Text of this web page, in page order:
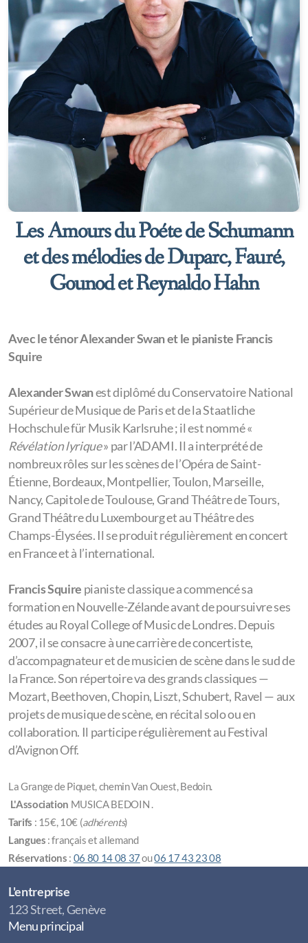
Les Amours du Poéte de Schumann
et des mélodies de Duparc, Fauré,
Gounod et Reynaldo Hahn
Avec le ténor Alexander Swan et le pianiste Francis
Squire
Alexander Swanest diplômé du Conservatoire National
Supérieur de Musique de Paris et de la Staatliche
Hochschule für Musik Karlsruhe ; il est nommé «
Révélation lyrique» par l’ADAMI. Il a interprété de
nombreux rôles sur les scènes de l’Opéra de Saint-
Étienne, Bordeaux, Montpellier, Toulon, Marseille,
Nancy, Capitole de Toulouse, Grand Théâtre de Tours,
Grand Théâtre du Luxembourg et au Théâtre des
Champs-Élysées. Il se produit régulièrement en concert
en France et à l’international.
Francis Squire pianiste classique a commencé sa
formation en Nouvelle-Zélande avant de poursuivre ses
études au Royal College of Music de Londres. Depuis
2007, il se consacre à une carrière de concertiste,
d’accompagnateur et de musicien de scène dans le sud de
la France. Son répertoire va des grands classiques —
Mozart, Beethoven, Chopin, Liszt, Schubert, Ravel — aux
projets de musique de scène, en récital solo ou en
collaboration. Il participe régulièrement au Festival
d’Avignon Off.
La Grange de Piquet, chemin Van Ouest, Bedoin.
L'Association MUSICA BEDOIN .
Tarifs : 15€, 10€ (adhérents)
Langues : français et allemand
Réservations : 06 80 14 08 37ou06 17 43 23 08
L'entreprise
123 Street, Genève
Menu principal